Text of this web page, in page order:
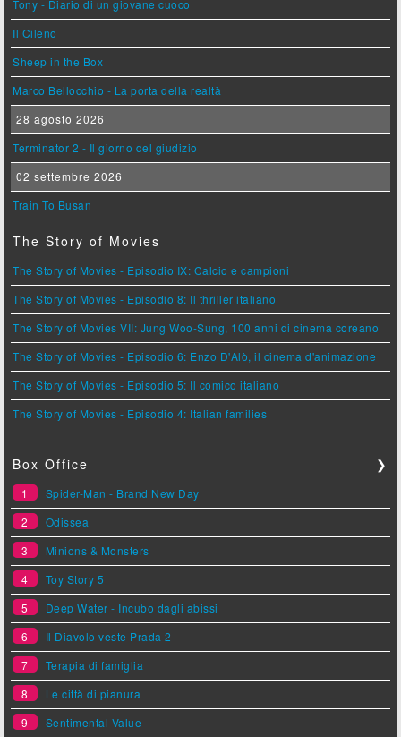
Tony - Diario di un giovane cuoco
Il Cileno
Sheep in the Box
Marco Bellocchio - La porta della realtà
28 agosto 2026
Terminator 2 - Il giorno del giudizio
02 settembre 2026
Train To Busan
The Story of Movies
The Story of Movies - Episodio IX: Calcio e campioni
The Story of Movies - Episodio 8: Il thriller italiano
The Story of Movies VII: Jung Woo-Sung, 100 anni di cinema coreano
The Story of Movies - Episodio 6: Enzo D'Alò, il cinema d'animazione
The Story of Movies - Episodio 5: Il comico italiano
The Story of Movies - Episodio 4: Italian families
Box Office ❯
1
Spider-Man - Brand New Day
2
Odissea
3
Minions & Monsters
4
Toy Story 5
5
Deep Water - Incubo dagli abissi
6
Il Diavolo veste Prada 2
7
Terapia di famiglia
8
Le città di pianura
9
Sentimental Value